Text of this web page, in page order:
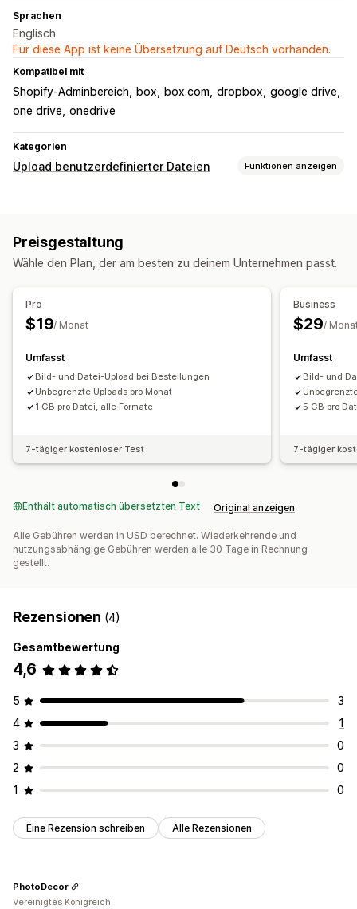
Sprachen
Englisch
Für diese App ist keine Übersetzung auf Deutsch vorhanden.
Kompatibel mit
Shopify-Adminbereich box box.com dropbox google drive
one drive onedrive
Kategorien
Upload benutzerdefinierter Dateien Funktionen anzeigen
Benutzerdefinierte Regeln
Preisgestaltung
Wähle den Plan, der am besten zu deinem Unternehmen passt.
Pro
$19/ Monat
Umfasst
Bild- und Datei-Upload bei Bestellungen
Unbegrenzte Uploads pro Monat
1 GB pro Datei, alle Formate
7-tägiger kostenloser Test
Business
$29/
Umfasst
Bild- und
5 GB pro
7-tägiger
Enthält automatisch übersetzten Text Original anzeigen
Alle Gebühren werden in USD berechnet. Wiederkehrende und
nutzungsabhängige Gebühren werden alle 30 Tage in Rechnung
gestellt.
Rezensionen (4)
Gesamtbewertung
4,6
5
3
4
1
3
0
2
0
1
0
Eine Rezension schreiben Alle Rezensionen
PhotoDecor
Vereinigtes Königreich